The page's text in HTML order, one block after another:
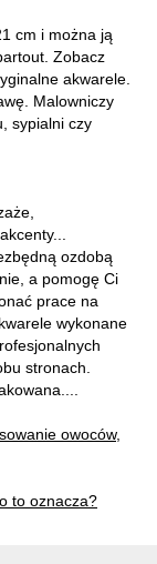
cm i można ją
Zobacz
akwarele.
Malowniczy
sypialni czy
ozdobą
a pomogę Ci
prace na
wykonane
stronach.
owoców,
to oznacza?